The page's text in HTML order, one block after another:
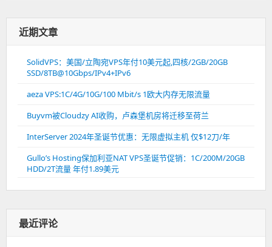
近期文章
SolidVPS：美国/立陶宛VPS年付10美元起,四核/2GB/20GB
SSD/8TB@10Gbps/IPv4+IPv6
aeza VPS:1C/4G/10G/100 Mbit/s 1欧大内存无限流量
Buyvm被Cloudzy AI收购，卢森堡机房将迁移至荷兰
InterServer 2024年圣诞节优惠：无限虚拟主机 仅$12刀/年
Gullo’s Hosting保加利亚NAT VPS圣诞节促销：1C/200M/20GB
HDD/2T流量 年付1.89美元
最近评论